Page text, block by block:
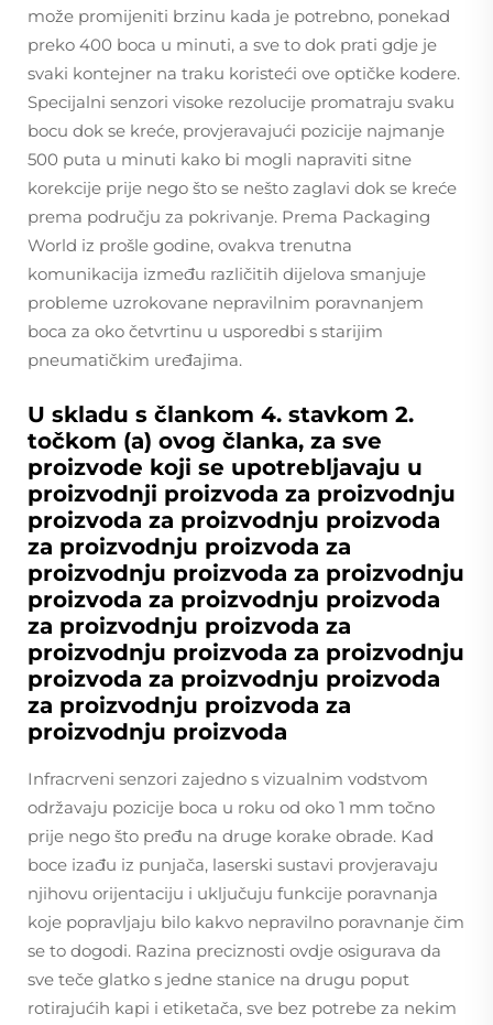
može promijeniti brzinu kada je potrebno, ponekad
preko 400 boca u minuti, a sve to dok prati gdje je
svaki kontejner na traku koristeći ove optičke kodere.
Specijalni senzori visoke rezolucije promatraju svaku
bocu dok se kreće, provjeravajući pozicije najmanje
500 puta u minuti kako bi mogli napraviti sitne
korekcije prije nego što se nešto zaglavi dok se kreće
prema području za pokrivanje. Prema Packaging
World iz prošle godine, ovakva trenutna
komunikacija između različitih dijelova smanjuje
probleme uzrokovane nepravilnim poravnanjem
boca za oko četvrtinu u usporedbi s starijim
pneumatičkim uređajima.
U skladu s člankom 4. stavkom 2.
točkom (a) ovog članka, za sve
proizvode koji se upotrebljavaju u
proizvodnji proizvoda za proizvodnju
proizvoda za proizvodnju proizvoda
za proizvodnju proizvoda za
proizvodnju proizvoda za proizvodnju
proizvoda za proizvodnju proizvoda
za proizvodnju proizvoda za
proizvodnju proizvoda za proizvodnju
proizvoda za proizvodnju proizvoda
za proizvodnju proizvoda za
proizvodnju proizvoda
Infracrveni senzori zajedno s vizualnim vodstvom
održavaju pozicije boca u roku od oko 1 mm točno
prije nego što pređu na druge korake obrade. Kad
boce izađu iz punjača, laserski sustavi provjeravaju
njihovu orijentaciju i uključuju funkcije poravnanja
koje popravljaju bilo kakvo nepravilno poravnanje čim
se to dogodi. Razina preciznosti ovdje osigurava da
sve teče glatko s jedne stanice na drugu poput
rotirajućih kapi i etiketača, sve bez potrebe za nekim